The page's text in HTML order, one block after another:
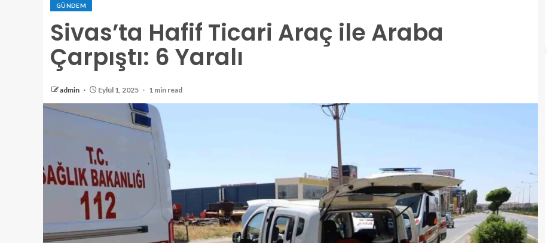
GÜNDEM
Sivas’ta Hafif Ticari Araç ile Araba
Çarpıştı: 6 Yaralı
admin Eylül 1, 2025 1 min read